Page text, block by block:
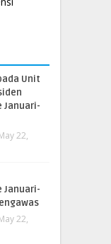
Unit
Januari-
22,
Januari-
22,